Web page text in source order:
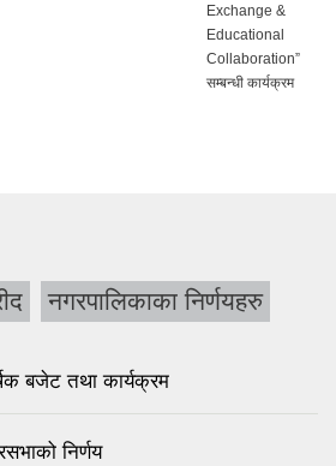
Exchange &
Educational
Collaboration”
सम्बन्धी कार्यक्रम
नगरपालिकाका निर्णयहरु
बजेट तथा कार्यक्रम
निर्णय